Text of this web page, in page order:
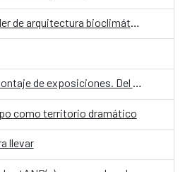
Refugio climático. Taller de arquitectura bioclimática y proyecto aplicado
Taller: Producción y montaje de exposiciones. Del concepto a la realidad
como territorio dramático
llevar